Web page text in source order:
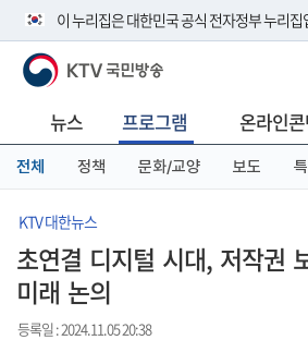
이 누리집은 대한민국 공식 전자정부 누리집
공식 누리집 주소 확인하기
니다.
이밖에 or.kr 또는 .kr등 다른 도메인 주소를
서 도메인 주소를 확인해 보세요
KTV 국민방송
뉴스 프로그램 온라인
전체 정책 문화/교양 보도
KTV 대한뉴스
초연결 디지털 시대, 저작권
미래 논의
등록일 : 2024.11.05 20:38